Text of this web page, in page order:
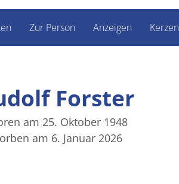
Zur Person Anzeigen Kerzen
Forster
am 25. Oktober 1948
am 6. Januar 2026